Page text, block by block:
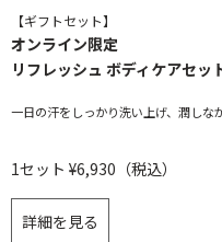
【ギフトセット】
オンライン限定
リフレッシュ ボディケアセッ
一日の汗をしっかり洗い上げ、潤しな
1セット ¥6,930（税込）
詳細を見る